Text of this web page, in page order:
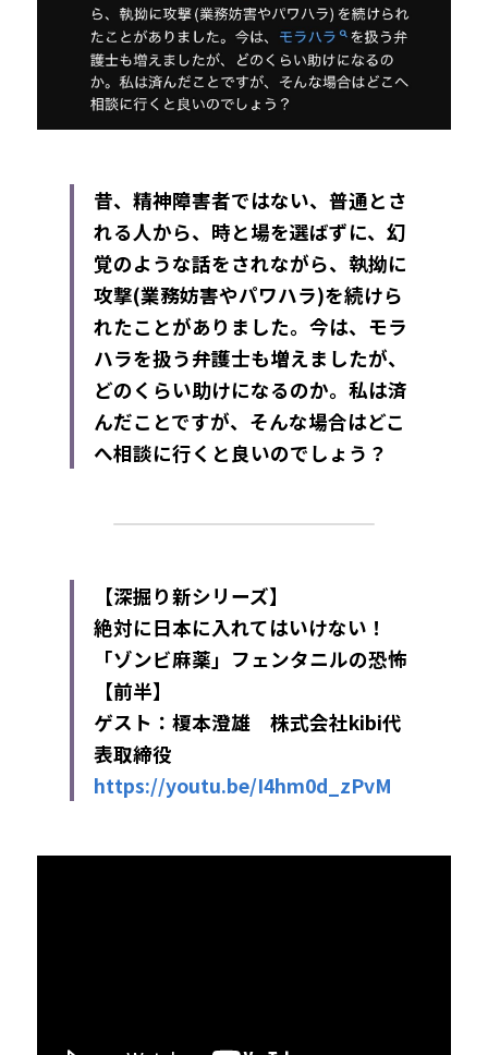
昔、精神障害者ではない、普通とさ
れる人から、時と場を選ばずに、幻
覚のような話をされながら、執拗に
攻撃(業務妨害やパワハラ)を続けら
れたことがありました。今は、モラ
ハラを扱う弁護士も増えましたが、
どのくらい助けになるのか。私は済
んだことですが、そんな場合はどこ
へ相談に行くと良いのでしょう？​
【深掘り新シリーズ】
絶対に日本に入れてはいけない！
「ゾンビ麻薬」フェンタニルの恐怖
【前半】
ゲスト：榎本澄雄　株式会社kibi代
表取締役
https://youtu.be/I4hm0d_zPvM